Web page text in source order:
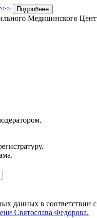
Подробнее
Медицинского
данных в соответствии
Святослава Федорова.